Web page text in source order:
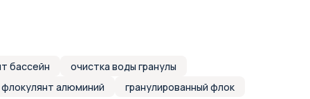
бассейн
очистка воды гранулы
флокулянт алюминий гранулированный флок